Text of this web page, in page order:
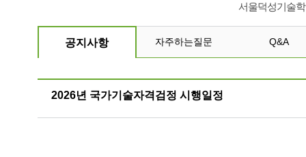
서울덕성기술
공지사항 자주하는질문 Q&A
2026년 국가기술자격검정 시행일정